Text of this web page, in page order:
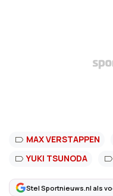
MAX VERSTAPPEN
YUKI TSUNODA
Stel Sportnieuws.nl als